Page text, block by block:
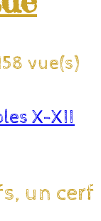
vue(s)
X-XII
un cerf